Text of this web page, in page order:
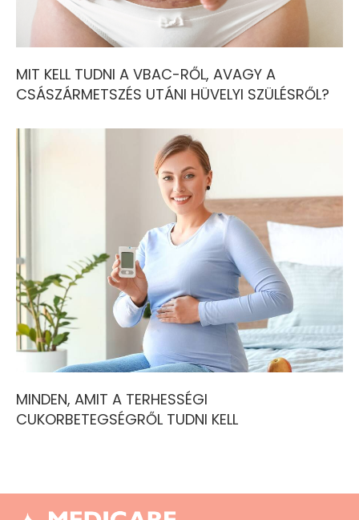
MIT KELL TUDNI A VBAC-RŐL, AVAGY A
CSÁSZÁRMETSZÉS UTÁNI HÜVELYI SZÜLÉSRŐL?
MINDEN, AMIT A TERHESSÉGI
CUKORBETEGSÉGRŐL TUDNI KELL